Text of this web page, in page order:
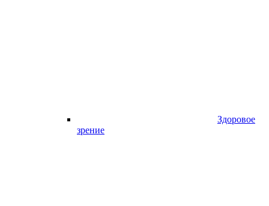
Здоровое
зрение